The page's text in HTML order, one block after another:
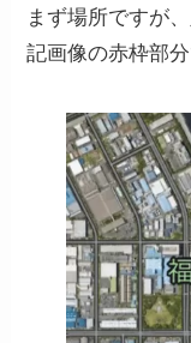
まず場所ですが
記画像の赤枠部分